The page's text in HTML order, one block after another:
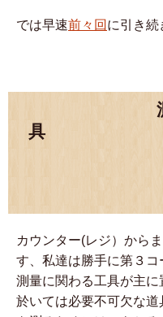
では早速前々回 に引き続
カウンター(レジ）から
す、私達は勝手に第３コ
測量に関わる工具が主
於いては必要不可欠な